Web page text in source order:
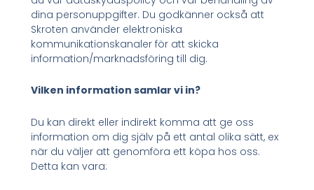
dina personuppgifter. Du godkänner också att
Skroten använder elektroniska
kommunikationskanaler för att skicka
information/marknadsföring till dig.
Vilken information samlar vi in?
Du kan direkt eller indirekt komma att ge oss
information om dig själv på ett antal olika sätt, ex
när du väljer att genomföra ett köpa hos oss.
Detta kan vara: